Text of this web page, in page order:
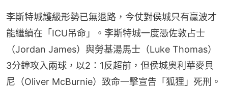
李斯特城護級形勢已無退路，今仗對侯城只有贏波才
能繼續在「ICU吊命」。李斯特城一度憑佐敦占士
（Jordan James）與勞基湯馬士（Luke Thomas）
3分鐘攻入兩球，以2：1反超前，但侯城奧利華麥貝
尼（Oliver McBurnie）致命一擊宣告「狐狸」死刑。